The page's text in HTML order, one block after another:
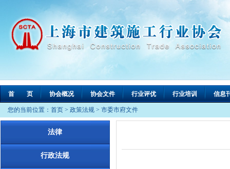
首 页 协会概况 协会文件 行业评优 行业培训 信息
您的当前位置： 首页 > 政策法规 > 市委市府文件
法律
行政法规